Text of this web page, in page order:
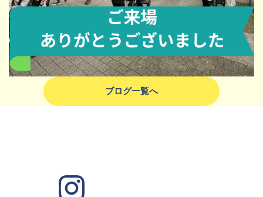
ブログ一覧へ